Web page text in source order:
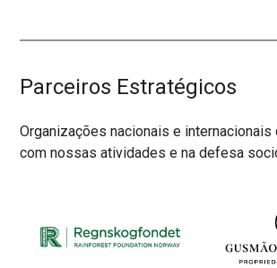
Parceiros Estratégicos
Organizações nacionais e internacionais
com nossas atividades e na defesa